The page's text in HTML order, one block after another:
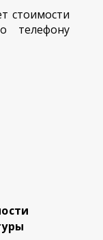
стоимости
телефону